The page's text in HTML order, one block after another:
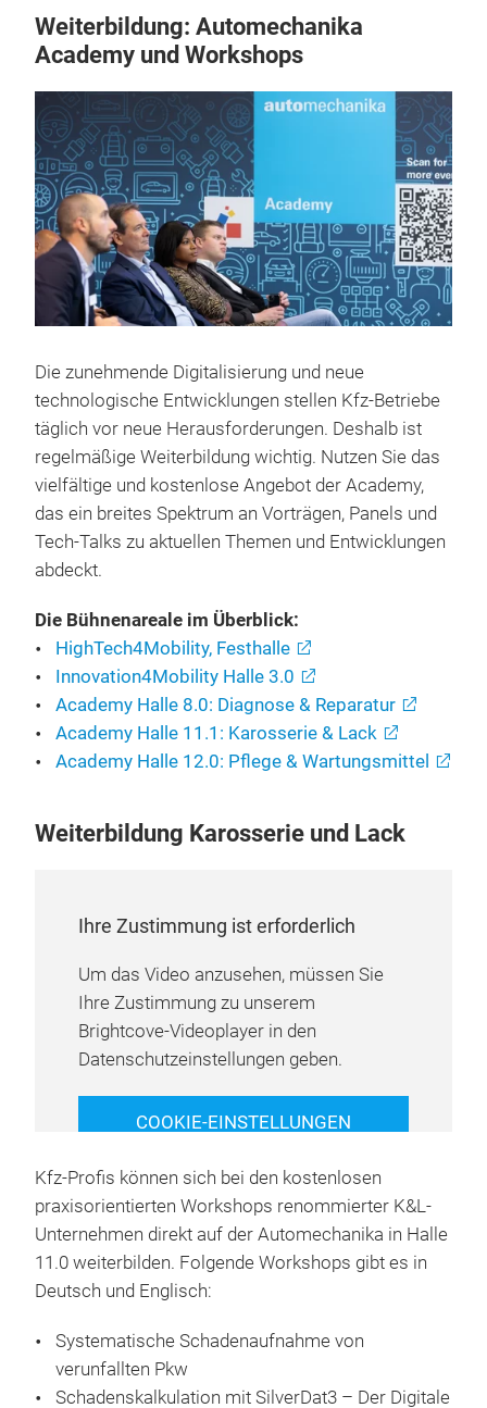
Weiterbildung: Automechanika
Academy und Workshops
Die zunehmende Digitalisierung und neue
technologische Entwicklungen stellen Kfz-Betriebe
täglich vor neue Herausforderungen. Deshalb ist
regelmäßige Weiterbildung wichtig. Nutzen Sie das
vielfältige und kostenlose Angebot der Academy,
das ein breites Spektrum an Vorträgen, Panels und
Tech-Talks zu aktuellen Themen und Entwicklungen
Die Bühnenareale im Überblick:
HighTech4Mobility, Festhalle
Innovation4Mobility Halle 3.0
Academy Halle 8.0: Diagnose & Reparatur
Academy Halle 11.1: Karosserie & Lack
Ihre Zustimmung ist erforderlich
Um das Video anzusehen, müssen Sie
Ihre Zustimmung zu unserem
Brightcove-Videoplayer in den
Datenschutzeinstellungen geben.
VERWALTEN
Kfz-Profis können sich bei den kostenlosen
praxisorientierten Workshops renommierter K&L-
Unternehmen direkt auf der Automechanika in Halle
11.0 weiterbilden. Folgende Workshops gibt es in
Systematische Schadenaufnahme von